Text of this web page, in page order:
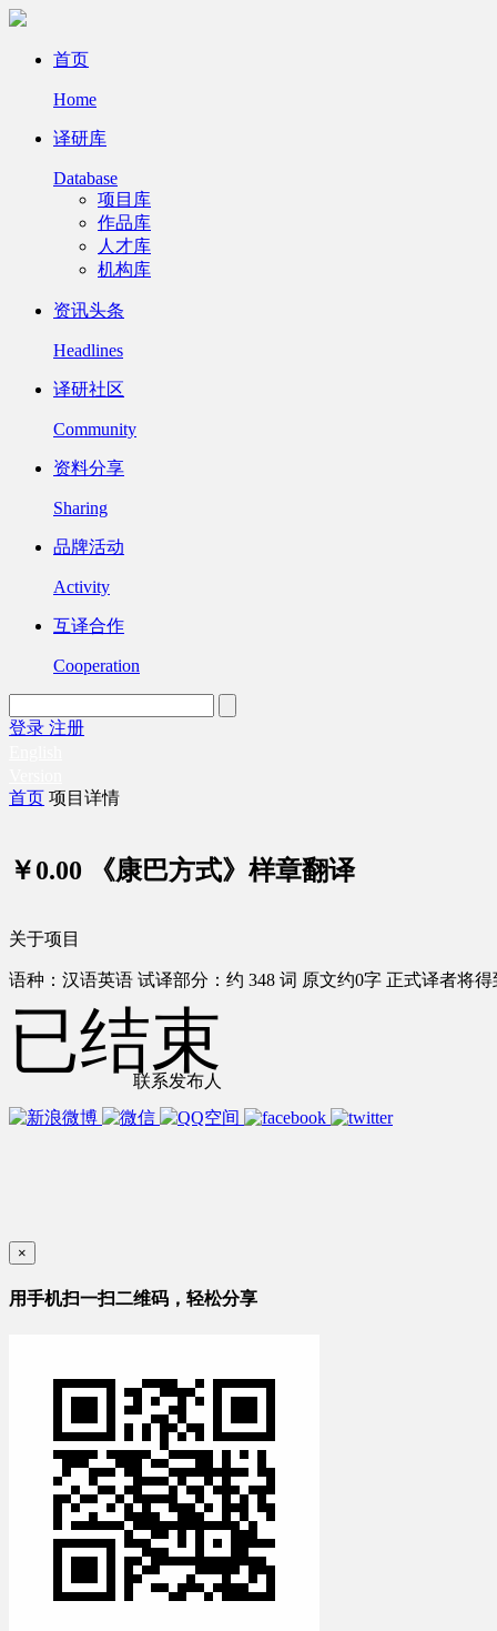
首页
Home
译研库
Database
项目库
作品库
人才库
机构库
资讯头条
Headlines
译研社区
Community
资料分享
Sharing
品牌活动
Activity
互译合作
Cooperation
登录 注册
首页 项目详情
￥0.00 《康巴方式》样章翻译
关于项目
语种：汉语英语 试译部分：约 348 词 原文约0字 正式译者将
联系发布人
已结束
×
用手机扫一扫二维码，轻松分享